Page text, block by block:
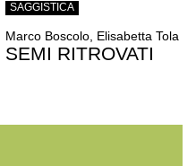
SAGGISTICA
Marco Boscolo, Elisabetta Tola
SEMI RITROVATI